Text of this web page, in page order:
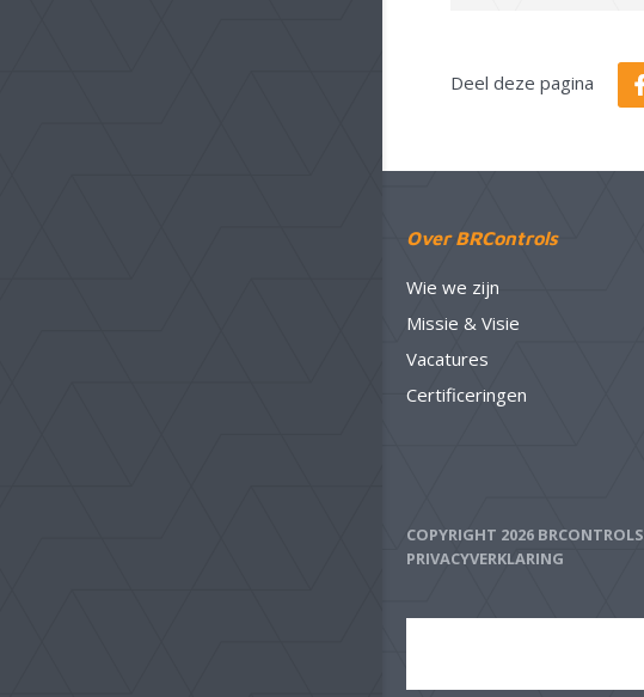
Deel deze pagina
Over BRControls
Wie we zijn
Missie & Visie
Vacatures
Certificeringen
COPYRIGHT 2026 BRCONTROLS
PRIVACYVERKLARING